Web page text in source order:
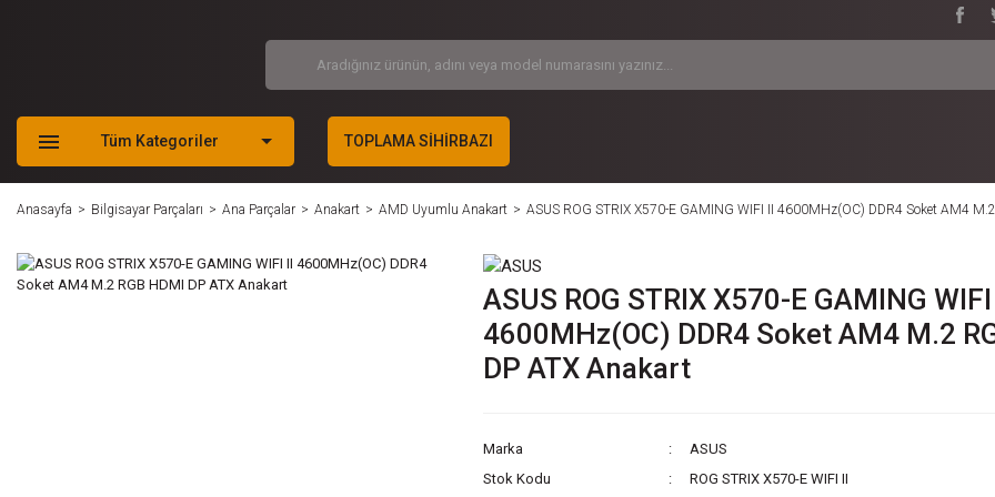
Tüm Kategoriler TOPLAMA SİHİRBAZI
Anasayfa Bilgisayar Parçaları Ana Parçalar Anakart AMD Uyumlu Anakart ASUS ROG STRIX X570-E GAMING WIFI II 4600MHz(OC) DDR4 Soket AM4
ASUS ROG STRIX X570-E GAMING
4600MHz(OC) DDR4 Soket AM4 M.2
DP ATX Anakart
Marka
ASUS
Stok Kodu
ROG STRIX X570-E WIFI II